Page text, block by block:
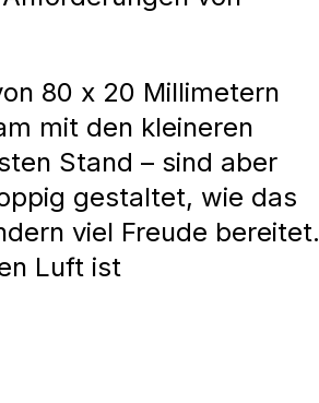
80 x 20 Millimetern
mit den kleineren
Stand – sind aber
gestaltet, wie das
viel Freude bereitet.
Luft ist